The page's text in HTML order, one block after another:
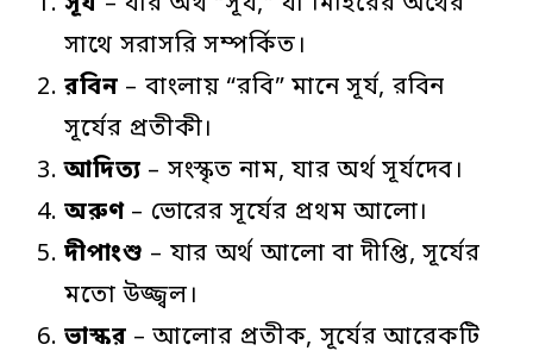
সাথে সরাসরি সম্পর্কিত।
রবিন – বাংলায় “রবি” মানে সূর্য, রবিন
সূর্যের প্রতীকী।
আদিত্য – সংস্কৃত নাম, যার অর্থ সূর্যদেব।
অরুণ– ভোরের সূর্যের প্রথম আলো।
দীপাংশু – যার অর্থ আলো বা দীপ্তি, সূর্যের
মতো উজ্জ্বল।
ভাস্কর – আলোর প্রতীক, সূর্যের আরেকটি